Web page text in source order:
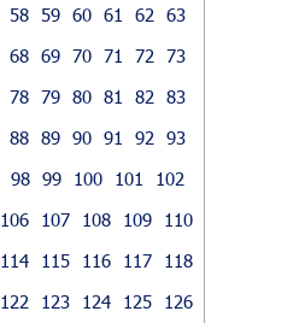
58 59 60 61 62
63
68 69 70 71 72
73
78 79 80 81 82
83
88 89 90 91 92
93
98 99 100 101
102
106 107 108 109
110
114 115 116 117
118
122 123 124 125
126